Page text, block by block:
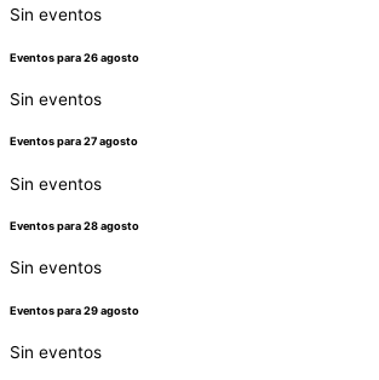
Sin eventos
Eventos para26agosto
Sin eventos
Eventos para27agosto
Sin eventos
Eventos para28agosto
Sin eventos
Eventos para29agosto
Sin eventos